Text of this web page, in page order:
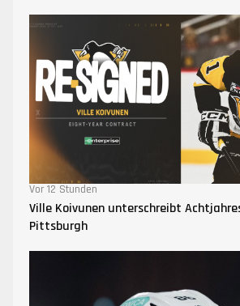
Vor 12 Stunden
Ville Koivunen unterschreibt
Pittsburgh